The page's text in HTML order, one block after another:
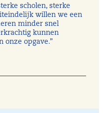
scholen, sterke
willen we een
minder snel
kunnen
onze opgave.”